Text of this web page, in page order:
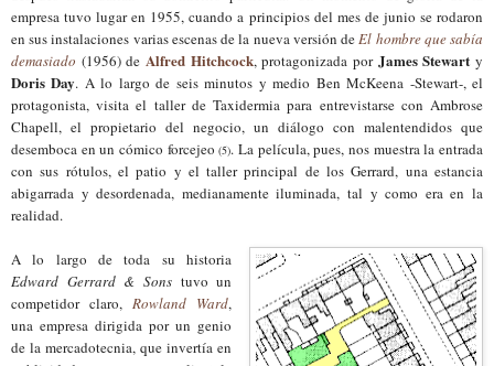
empresa tuvo lugar en 1955, cuando a principios del mes de junio se rodaron
en sus instalaciones varias escenas de la nueva versión deEl hombre que sabía
demasiado (1956) de Alfred Hitchcock, protagonizada por James Stewart y
Doris Day. A lo largo de seis minutos y medio Ben McKeena -Stewart-, el
protagonista, visita el taller de Taxidermia para entrevistarse con Ambrose
Chapell, el propietario del negocio, un diálogo con malentendidos que
desemboca en un cómico forcejeo(5). La película, pues, nos muestra la entrada
con sus rótulos, el patio y el taller principal de los Gerrard, una estancia
abigarrada y desordenada, medianamente iluminada, tal y como era en la
realidad.
A lo largo de toda su historia
Edward Gerrard & Sonstuvo un
competidor claro,Rowland Ward,
una empresa dirigida por un genio
de la mercadotecnia, que invertía en